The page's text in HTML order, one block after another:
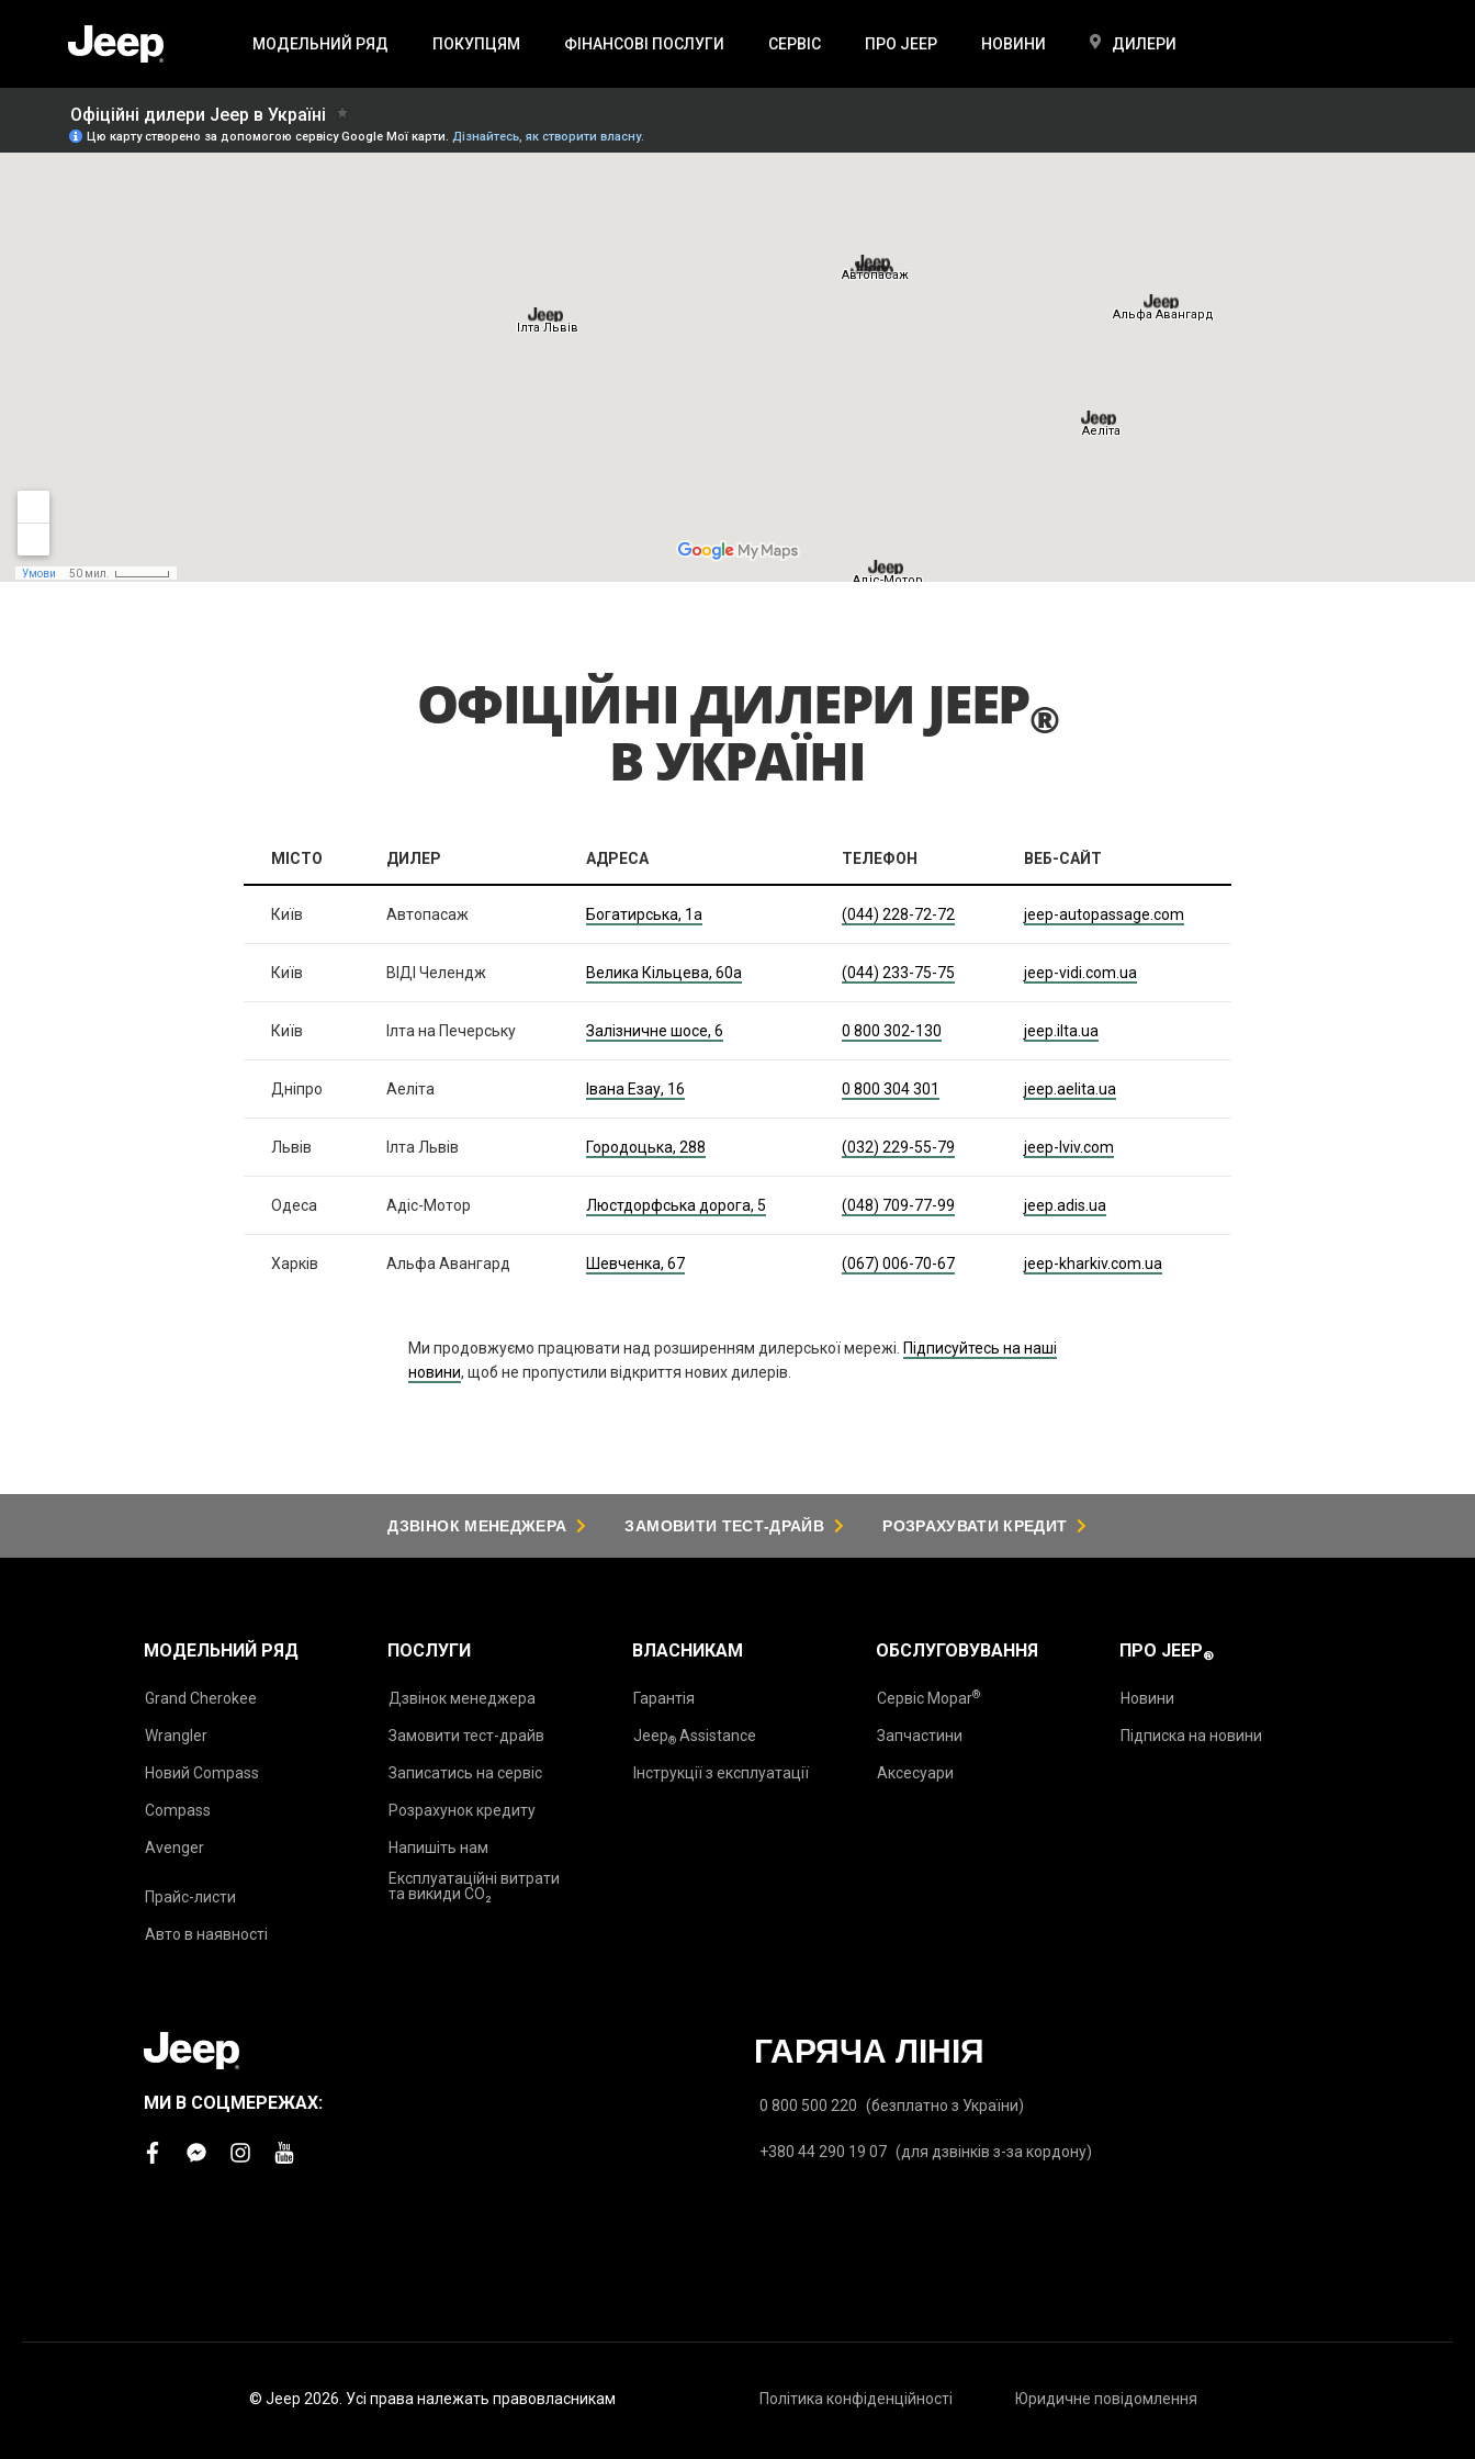
МОДЕЛЬНИЙ РЯД ПОКУПЦЯМ ФІНАНСОВІ ПОСЛУГИ СЕРВІС ПРО JEEP НОВИНИ ДИЛЕРИ
ОФІЦІЙНІ ДИЛЕРИ JEEP®
В УКРАЇНІ
МІСТО ДИЛЕР АДРЕСА ТЕЛЕФОН ВЕБ-САЙТ
Київ Автопасаж Богатирська, 1а (044) 228-72-72 jeep-autopassage.com
Київ ВІДІ Челендж Велика Кільцева, 60а (044) 233-75-75 jeep-vidi.com.ua
Київ Ілта на Печерську Залізничне шосе, 6 0 800 302-130 jeep.ilta.ua
Дніпро Аеліта Івана Езау, 16 0 800 304 301 jeep.aelita.ua
Львів Ілта Львів Городоцька, 288 (032) 229-55-79 jeep-lviv.com
Одеса Адіс-Мотор Люстдорфська дорога, 5 (048) 709-77-99 jeep.adis.ua
Харків Альфа Авангард Шевченка, 67 (067) 006-70-67 jeep-kharkiv.com.ua
Ми продовжуємо працювати над розширенням дилерської мережі. Підписуйтесь на наші
новини, щоб не пропустили відкриття нових дилерів.
ДЗВІНОК МЕНЕДЖЕРА ЗАМОВИТИ ТЕСТ-ДРАЙВ РОЗРАХУВАТИ КРЕДИТ
МОДЕЛЬНИЙ РЯД
Grand Cherokee
Wrangler
Новий Compass
Compass
Avenger
Прайс-листи
Авто в наявності
ПОСЛУГИ
Дзвінок менеджера
Замовити тест-драйв
Записатись на сервіс
Розрахунок кредиту
Напишіть нам
Експлуатаційні витрати
та викиди CO₂
ВЛАСНИКАМ
Гарантія
Jeep®Assistance
Інструкції з експлуатації
ОБСЛУГОВУВАННЯ
Сервіс Mopar®
Запчастини
Аксесуари
ПРО JEEP®
Новини
Підписка на новини
МИ В СОЦМЕРЕЖАХ:
facebookfacebook-
instagram
youtube
ГАРЯЧА ЛІНІЯ
0 800 500 220 (безплатно з України)
+380 44 290 19 07 (для дзвінків з-за кордону)
© Jeep 2026. Усі права належать правовласникам Політика конфіденційності Юридичне повідомлення